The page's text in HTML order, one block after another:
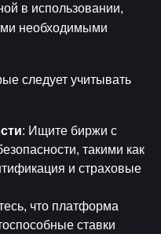
в использовании,
необходимыми
следует учитывать
: Ищите биржи с
такими как
и страховые
что платформа
ставки